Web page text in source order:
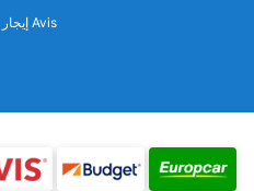
إيجار سيارات Avis